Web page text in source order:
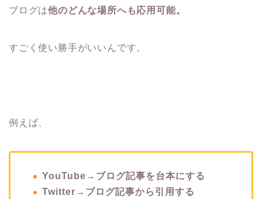
ブログは他のどんな場所へも応用可能。
すごく使い勝手がいいんです。
例えば、
YouTube→ブログ記事を台本にする
Twitter→ブログ記事から引用する